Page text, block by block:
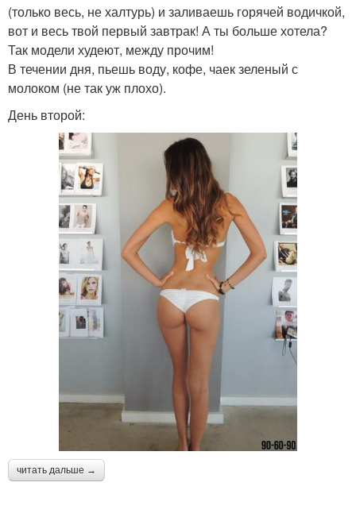
(только весь, не халтурь) и заливаешь горячей водичкой,
вот и весь твой первый завтрак! А ты больше хотела?
Так модели худеют, между прочим!
В течении дня, пьешь воду, кофе, чаек зеленый с
молоком (не так уж плохо).
День второй:
читать дальше →